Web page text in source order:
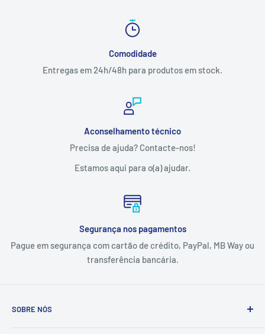
Comodidade
Entregas em 24h/48h para produtos em stock.
Aconselhamento técnico
Precisa de ajuda? Contacte-nos!
Estamos aqui para o(a) ajudar.
Segurança nos pagamentos
Pague em segurança com cartão de crédito, PayPal, MB Way ou
transferência bancária.
SOBRE NÓS